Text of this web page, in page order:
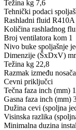
Težina kg 7,6
Tehnički podaci
Rashladni fluid R410A
Količina rashladnog
Broj ventilatora kom 1
Nivo buke spoljašnje
Dimenzije (ŠxDxV)
Težina kg 22,8
Razmak između
Cevni priključci
Tečna faza inch (mm)
Gasna faza inch (mm)
Dužina cevi (spoljna
Visinska razlika
Minimalna duzina